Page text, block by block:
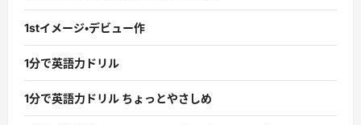
1stイメージ・デビュー作
1分で英語力ドリル
1分で英語力ドリル ちょっとやさしめ